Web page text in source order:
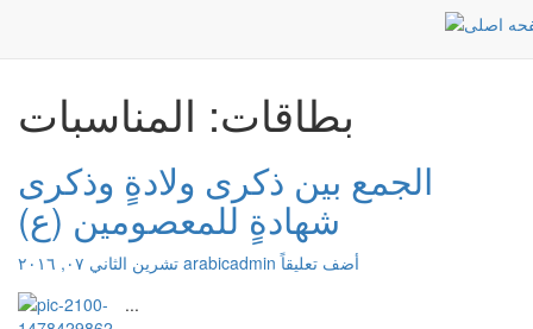
بطاقات: المناسبات
الجمع بين ذكرى ولادةٍ وذكرى
شهادةٍ للمعصومين (ع)
arabicadminأضف تعليقاً
...